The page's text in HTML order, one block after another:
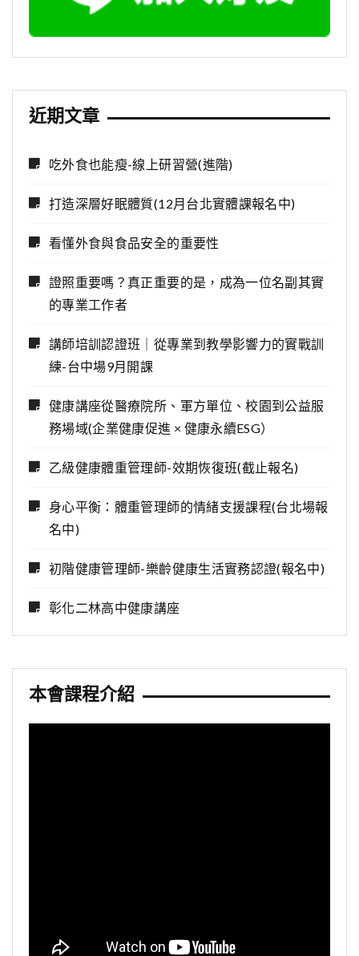
近期文章
吃外食也能瘦-線上研習營(進階)
打造深層好眠體質(12月台北實體課報名中)
看懂外食與食品安全的重要性
證照重要嗎？真正重要的是，成為一位名副其實
的專業工作者
講師培訓認證班｜從專業到教學影響力的實戰訓
練-台中場9月開課
健康講座從醫療院所、軍方單位、校園到公益服
務場域(企業健康促進 × 健康永續ESG）
乙級健康體重管理師-效期恢復班(截止報名)
身心平衡：體重管理師的情緒支援課程(台北場報
名中)
初階健康管理師-樂齡健康生活實務認證(報名中)
彰化二林高中健康講座
本會課程介紹